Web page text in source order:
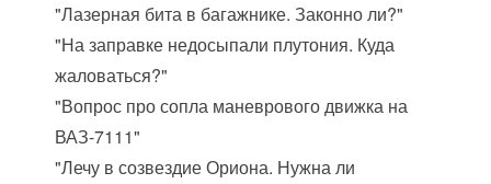
"Лазерная бита в багажнике. Законно ли?"
"На заправке недосыпали плутония. Куда
жаловаться?"
"Вопрос про сопла маневрового движка на
ВАЗ-7111"
"Лечу в созвездие Ориона. Нужна ли